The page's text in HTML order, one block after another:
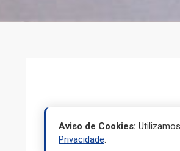
Aviso de Cookies:
Privacidade.